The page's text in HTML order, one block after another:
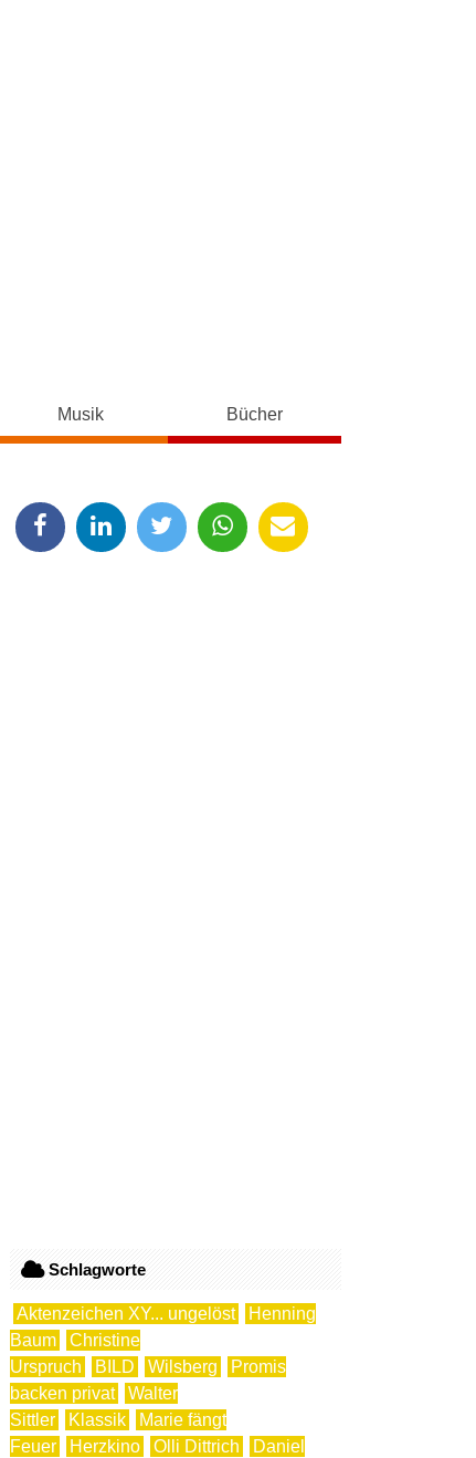
Musik Bücher
Schlagworte
Aktenzeichen XY... ungelöst
Henning
Baum
Christine
Urspruch
BILD Wilsberg
Promis
backen privat
Walter
Sittler
Klassik
Marie fängt
Feuer
Herzkino Olli Dittrich
Daniel